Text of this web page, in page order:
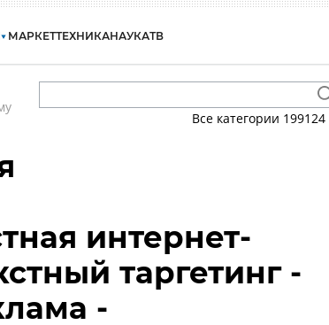
МАРКЕТТЕХНИКАНАУКАТВ
Все категории 199124
интернет-
таргетинг -
-